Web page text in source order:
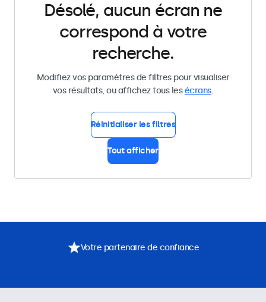
Désolé, aucun écran ne
correspond à votre
recherche.
Modifiez vos paramètres de filtres pour visualiser
vos résultats, ou affichez tous lesécrans.
Réinitialiser les filtres
Tout afficher
Votre partenaire de confiance